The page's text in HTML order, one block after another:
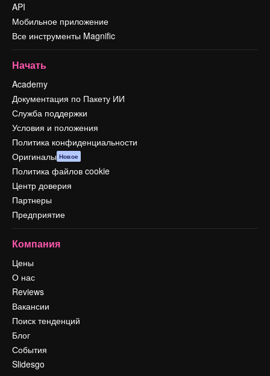
API
Мобильное приложение
Все инструменты Magnific
Начать
Academy
Документация по Пакету ИИ
Служба поддержки
Условия и положения
Политика конфиденциальности
Оригиналы Новое
Политика файлов cookie
Центр доверия
Партнеры
Предприятие
Компания
Цены
О нас
Reviews
Вакансии
Поиск тенденций
Блог
События
Slidesgo